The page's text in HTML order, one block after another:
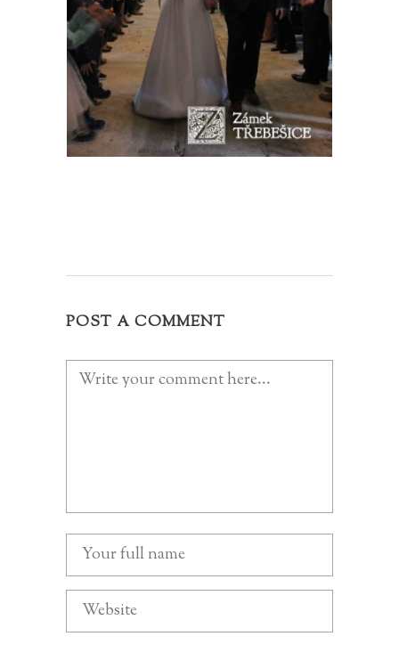
POST A COMMENT